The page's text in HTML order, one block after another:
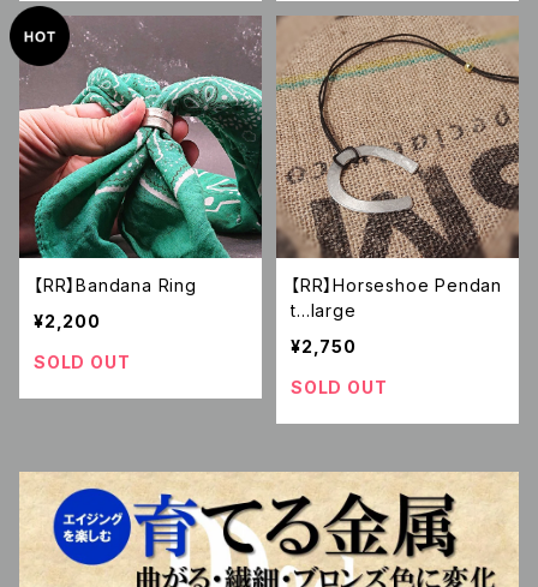
【RR】Bandana Ring
¥2,200
SOLD OUT
【RR】Horseshoe Pendan
t…large
¥2,750
SOLD OUT